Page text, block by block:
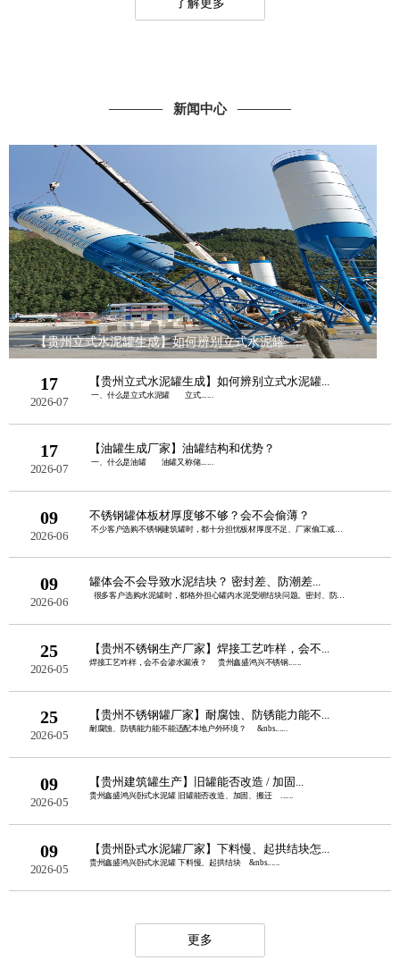
新闻中心
【贵州立式水泥罐生成】如何辨别立式水泥罐......
17
2026-07
【贵州立式水泥罐生成】如何辨别立式水泥罐...
一、什么是立式水泥罐 立式......
17
2026-07
【油罐生成厂家】油罐结构和优势？
一、什么是油罐 油罐又称储......
09
2026-06
不锈钢罐体板材厚度够不够？会不会偷薄？
不少客户选购不锈钢建筑罐时，都十分担忧板材厚度不足、厂家偷工减料。板......
09
2026-06
罐体会不会导致水泥结块？ 密封差、防潮差...
很多客户选购水泥罐时，都格外担心罐内水泥受潮结块问题。密封、防潮性......
25
2026-05
【贵州不锈钢生产厂家】焊接工艺咋样，会不...
焊接工艺咋样，会不会渗水漏液？ 贵州鑫盛鸿兴不锈钢......
25
2026-05
【贵州不锈钢罐厂家】耐腐蚀、防锈能力能不...
耐腐蚀、防锈能力能不能适配本地户外环境？ &nbs......
09
2026-05
【贵州建筑罐生产】旧罐能否改造 / 加固...
贵州鑫盛鸿兴卧式水泥罐 旧罐能否改造、加固、搬迁 ......
09
2026-05
【贵州卧式水泥罐厂家】下料慢、起拱结块怎...
贵州鑫盛鸿兴卧式水泥罐 下料慢、起拱结块 &nbs......
更多